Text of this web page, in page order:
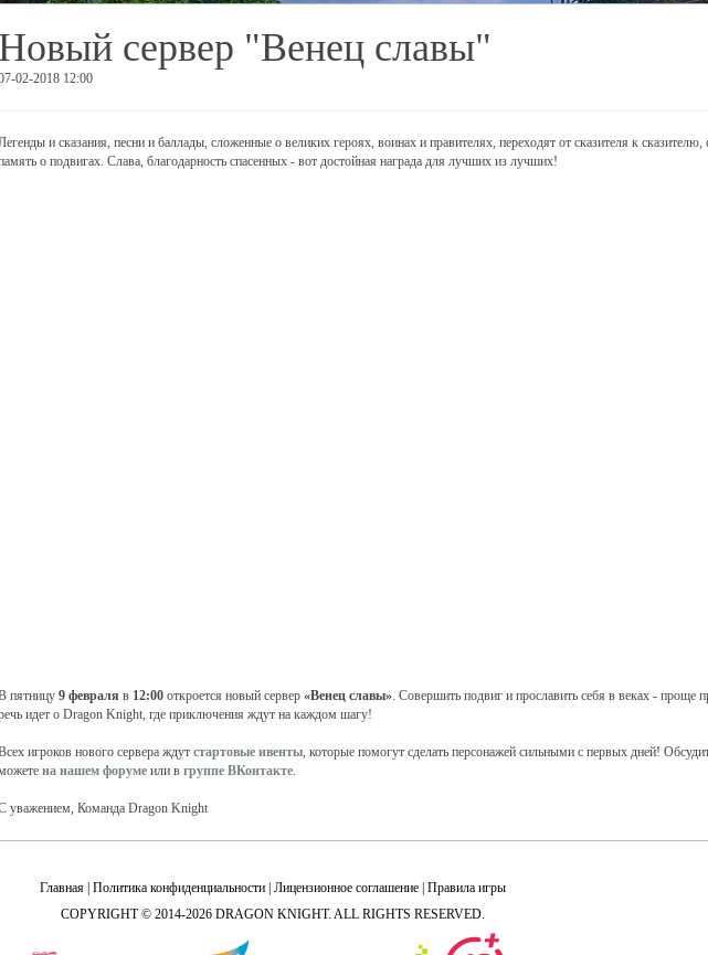
Новый сервер "Венец славы"
02-2018 12:00
и сказания, песни и баллады, сложенные о великих героях, воинах и правителях, переходят от сказителя к сказителю,
о подвигах. Слава, благодарность спасенных - вот достойная награда для лучших из лучших!
пятницу 9 февраля в 12:00 откроется новый сервер «Венец славы». Совершить подвиг и прославить себя в веках - проще
идет о Dragon Knight, где приключения ждут на каждом шагу!
игроков нового сервера ждут стартовые ивенты, которые помогут сделать персонажей сильными с первых дней!
на нашем форуме или в группе ВКонтакте.
уважением, Команда Dragon Knight
Главная Политика конфиденциальности Лицензионное соглашение Правила игры
COPYRIGHT © 2014-2026 DRAGON KNIGHT. ALL RIGHTS RESERVED.